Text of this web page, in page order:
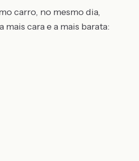
carro, no mesmo dia,
cara e a mais barata: